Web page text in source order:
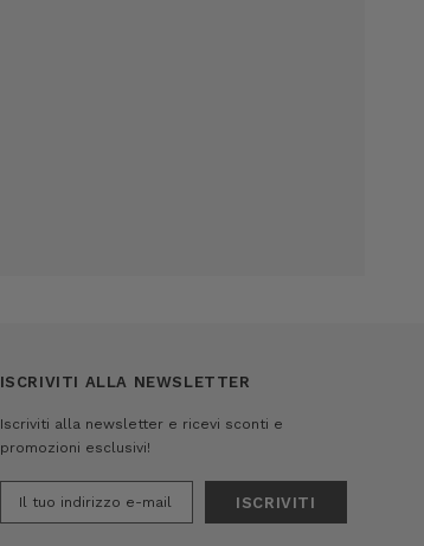
ISCRIVITI ALLA NEWSLETTER
Iscriviti alla newsletter e ricevi sconti e
promozioni esclusivi!